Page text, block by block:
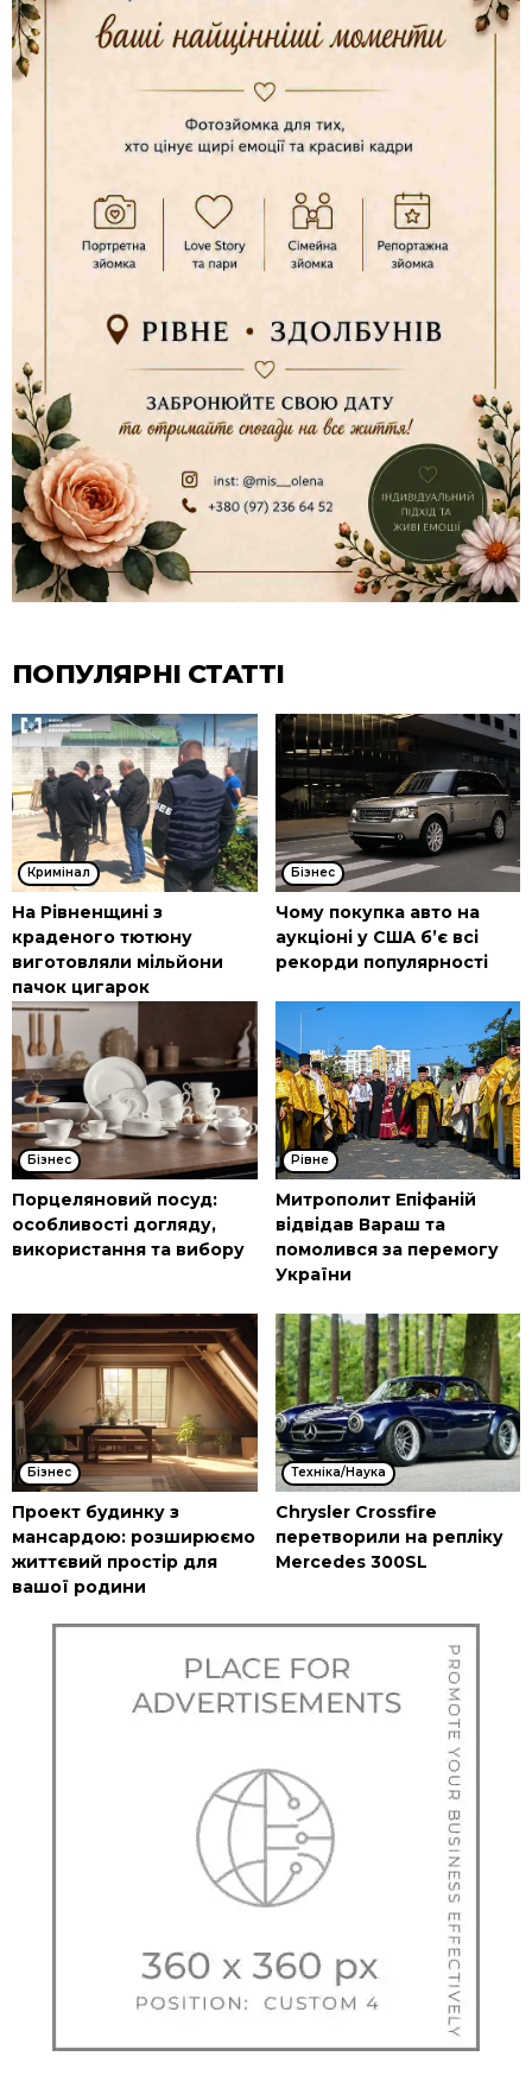
ПОПУЛЯРНІ СТАТТІ
Кримінал
На Рівненщині з
краденого тютюну
виготовляли мільйони
пачок цигарок
Бізнес
Чому покупка авто на
аукціоні у США б’є всі
рекорди популярності
Бізнес
Порцеляновий посуд:
особливості догляду,
використання та вибору
Рівне
Митрополит Епіфаній
відвідав Вараш та
помолився за перемогу
України
Бізнес
Проект будинку з
мансардою: розширюємо
життєвий простір для
вашої родини
Техніка/Наука
Chrysler Crossfire
перетворили на репліку
Mercedes 300SL